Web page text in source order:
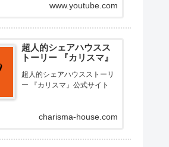
www.youtube.com
超人的シェアハウスス
トーリー 『カリスマ』
超人的シェアハウスストーリ
ー 『カリスマ』公式サイト
charisma-house.com